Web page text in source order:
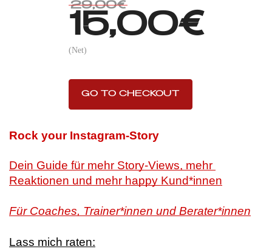
29,00€
15,00€
(Net)
GO TO CHECKOUT
Rock your Instagram-Story
Dein Guide für mehr Story-Views, mehr
Reaktionen und mehr happy Kund*innen
Für Coaches, Trainer*innen und Berater*innen
Lass mich raten: